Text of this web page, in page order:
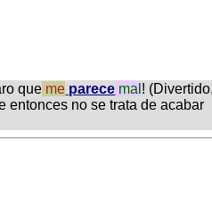
que me parece mal ! (Divertido,
entonces no se trata de acabar